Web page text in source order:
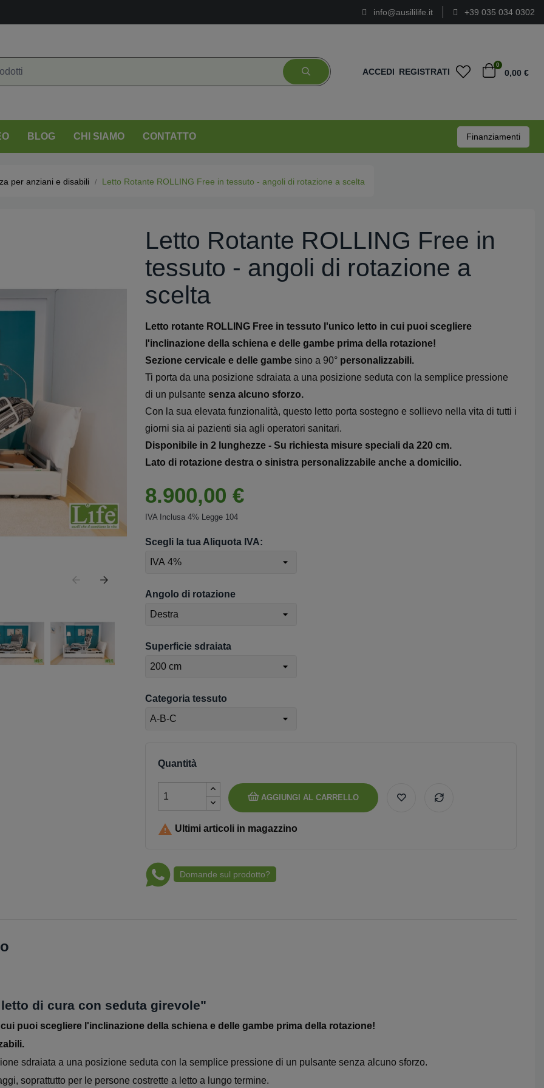
info@ausililife.it +39 035 034 0302
ACCEDI REGISTRATI
0
0,00 €
BLOG CHI SIAMO CONTATTO Finanziamenti
per anziani e disabili Letto Rotante ROLLING Free in tessuto - angoli di rotazione a scelta
Letto Rotante ROLLING Free in
tessuto - angoli di rotazione a
scelta
Letto rotante ROLLING Free in tessuto l'unico letto in cui puoi scegliere
l'inclinazione della schiena e delle gambe prima della rotazione!
Sezione cervicale e delle gambe sino a 90° personalizzabili.
Ti porta da una posizione sdraiata a una posizione seduta con la semplice pressione
di un pulsante senza alcuno sforzo.
Con la sua elevata funzionalità, questo letto porta sostegno e sollievo nella vita di tutti i
giorni sia ai pazienti sia agli operatori sanitari.
Disponibile in 2 lunghezze - Su richiesta misure speciali da 220 cm.
Lato di rotazione destra o sinistra personalizzabile anche a domicilio.
8.900,00 €
IVA Inclusa 4% Legge 104
Scegli la tua Aliquota IVA:
Angolo di rotazione
Superficie sdraiata
Categoria tessuto
Quantità
AGGIUNGI AL CARRELLO
 Ultimi articoli in magazzino
Domande sul prodotto?
letto di cura con seduta girevole"
puoi scegliere l'inclinazione della schiena e delle gambe prima della rotazione!
sdraiata a una posizione seduta con la semplice pressione di un pulsante senza alcuno sforzo.
soprattutto per le persone costrette a letto a lungo termine.